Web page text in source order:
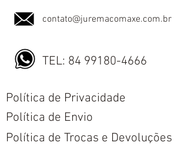
contato@juremacomaxe.com.br
TEL: 84 99180-4666
Política de Privacidade
Política de Envio
Política de Trocas e Devoluções